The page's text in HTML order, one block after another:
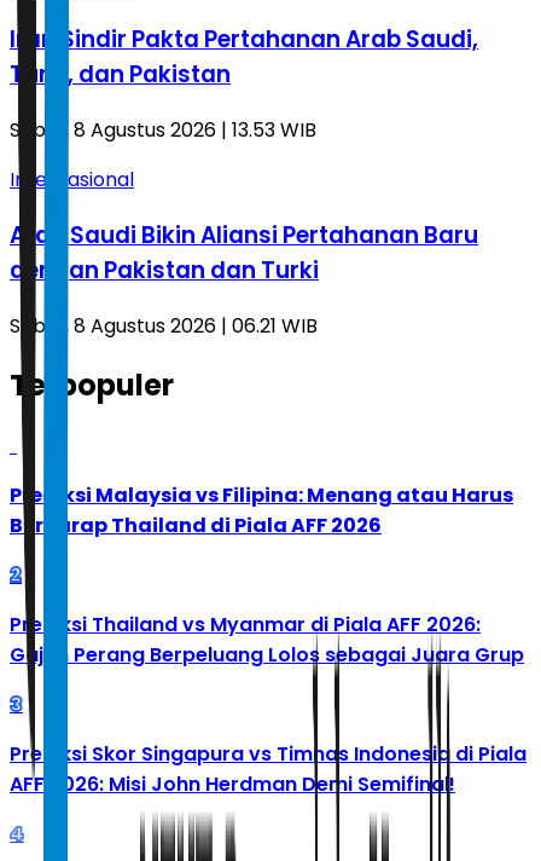
Iran Sindir Pakta Pertahanan Arab Saudi,
Turki, dan Pakistan
Sabtu, 8 Agustus 2026 | 13.53 WIB
Internasional
Arab Saudi Bikin Aliansi Pertahanan Baru
dengan Pakistan dan Turki
Sabtu, 8 Agustus 2026 | 06.21 WIB
Terpopuler
Prediksi Malaysia vs Filipina: Menang atau Harus
Berharap Thailand di Piala AFF 2026
2
Prediksi Thailand vs Myanmar di Piala AFF 2026:
Gajah Perang Berpeluang Lolos sebagai Juara Grup
3
Prediksi Skor Singapura vs Timnas Indonesia di Piala
AFF 2026: Misi John Herdman Demi Semifinal!
4